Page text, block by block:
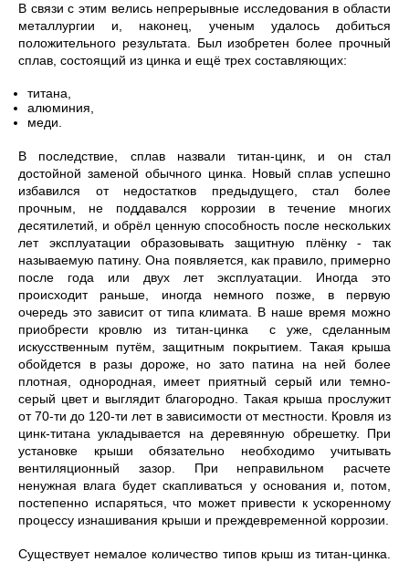
В связи с этим велись непрерывные исследования в области
металлургии и, наконец, ученым удалось добиться
положительного результата. Был изобретен более прочный
сплав, состоящий из цинка и ещё трех составляющих:
титана,
алюминия,
меди.
В последствие, сплав назвали титан-цинк, и он стал
достойной заменой обычного цинка. Новый сплав успешно
избавился от недостатков предыдущего, стал более
прочным, не поддавался коррозии в течение многих
десятилетий, и обрёл ценную способность после нескольких
лет эксплуатации образовывать защитную плёнку - так
называемую патину. Она появляется, как правило, примерно
после года или двух лет эксплуатации. Иногда это
происходит раньше, иногда немного позже, в первую
очередь это зависит от типа климата. В наше время можно
приобрести кровлю из титан-цинка с уже, сделанным
искусственным путём, защитным покрытием. Такая крыша
обойдется в разы дороже, но зато патина на ней более
плотная, однородная, имеет приятный серый или темно-
серый цвет и выглядит благородно. Такая крыша прослужит
от 70-ти до 120-ти лет в зависимости от местности. Кровля из
цинк-титана укладывается на деревянную обрешетку. При
установке крыши обязательно необходимо учитывать
вентиляционный зазор. При неправильном расчете
ненужная влага будет скапливаться у основания и, потом,
постепенно испаряться, что может привести к ускоренному
процессу изнашивания крыши и преждевременной коррозии.
Существует немалое количество типов крыш из титан-цинка.